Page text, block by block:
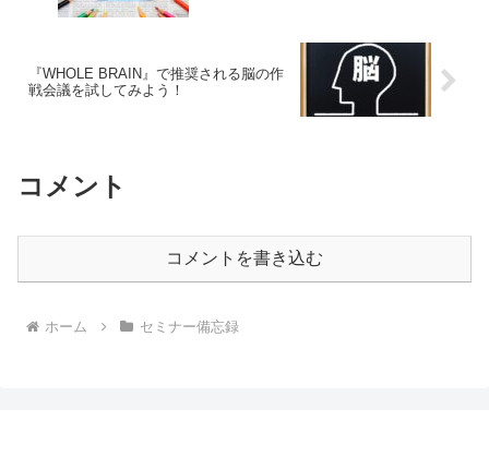
『WHOLE BRAIN』で推奨される脳の作
戦会議を試してみよう！
コメント
コメントを書き込む
ホーム セミナー備忘録